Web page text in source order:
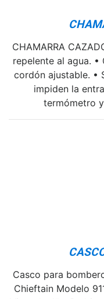
CHAMARRA
repelente al agua.
cordón ajustable. •
impiden la
termómetro
Casco para
Chieftain Modelo